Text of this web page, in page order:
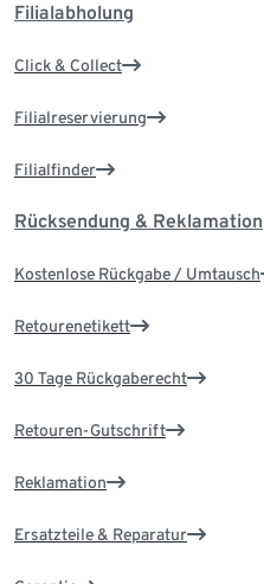
Filialabholung
Click & Collect
Filialreservierung
Filialfinder
Rücksendung & Reklamation
Kostenlose Rückgabe / Umtausch
Retourenetikett
30 Tage Rückgaberecht
Retouren-Gutschrift
Reklamation
Ersatzteile & Reparatur